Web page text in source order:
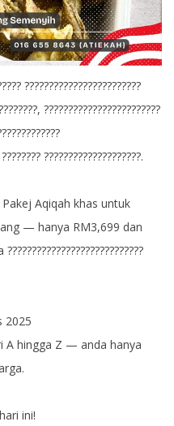
????????????????????????
????????????????????????
????????????????????.
Aqiqah khas untuk
— hanya RM3,699 dan
2025
A hingga Z — anda hanya
ini!